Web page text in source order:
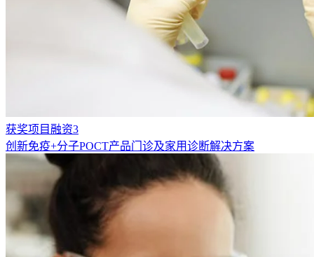
获奖项目融资3
创新免疫+分子POCT产品门诊及家用诊断解决方案